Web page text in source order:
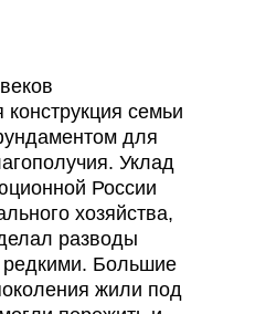
конструкция семьи
для
Уклад
России
хозяйства,
разводы
Большие
жили под